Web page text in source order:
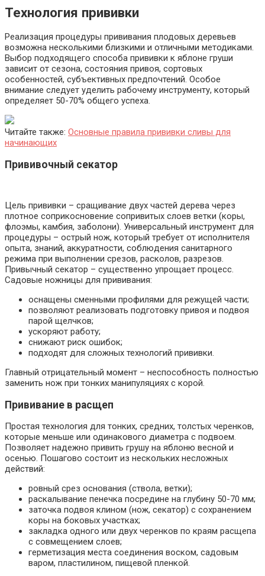
Технология прививки
Реализация процедуры прививания плодовых деревьев
возможна несколькими близкими и отличными методиками.
Выбор подходящего способа прививки к яблоне груши
зависит от сезона, состояния привоя, сортовых
особенностей, субъективных предпочтений. Особое
внимание следует уделить рабочему инструменту, который
определяет 50-70% общего успеха.
Читайте также: Основные правила прививки сливы для
начинающих
Прививочный секатор
Цель прививки – сращивание двух частей дерева через
плотное соприкосновение сопривитых слоев ветки (коры,
флоэмы, камбия, заболони). Универсальный инструмент для
процедуры – острый нож, который требует от исполнителя
опыта, знаний, аккуратности, соблюдения санитарного
режима при выполнении срезов, расколов, разрезов.
Привычный секатор – существенно упрощает процесс.
Садовые ножницы для прививания:
оснащены сменными профилями для режущей части;
позволяют реализовать подготовку привоя и подвоя
парой щелчков;
ускоряют работу;
снижают риск ошибок;
подходят для сложных технологий прививки.
Главный отрицательный момент – неспособность полностью
заменить нож при тонких манипуляциях с корой.
Прививание в расщеп
Простая технология для тонких, средних, толстых черенков,
которые меньше или одинакового диаметра с подвоем.
Позволяет надежно привить грушу на яблоню весной и
осенью. Пошагово состоит из нескольких несложных
действий:
ровный срез основания (ствола, ветки);
раскалывание пенечка посредине на глубину 50-70 мм;
заточка подвоя клином (нож, секатор) с сохранением
коры на боковых участках;
закладка одного или двух черенков по краям расщепа
с совмещением слоев;
герметизация места соединения воском, садовым
варом, пластилином, пищевой пленкой.